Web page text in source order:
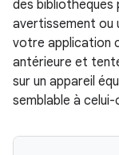
des bibliothèques
avertissement ou
votre application
antérieure et
sur un appareil
semblable à